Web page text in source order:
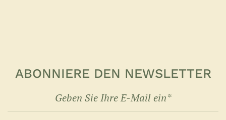
ABONNIERE DEN NEWSLETTER